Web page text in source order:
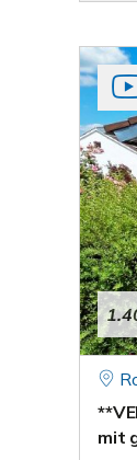
mit